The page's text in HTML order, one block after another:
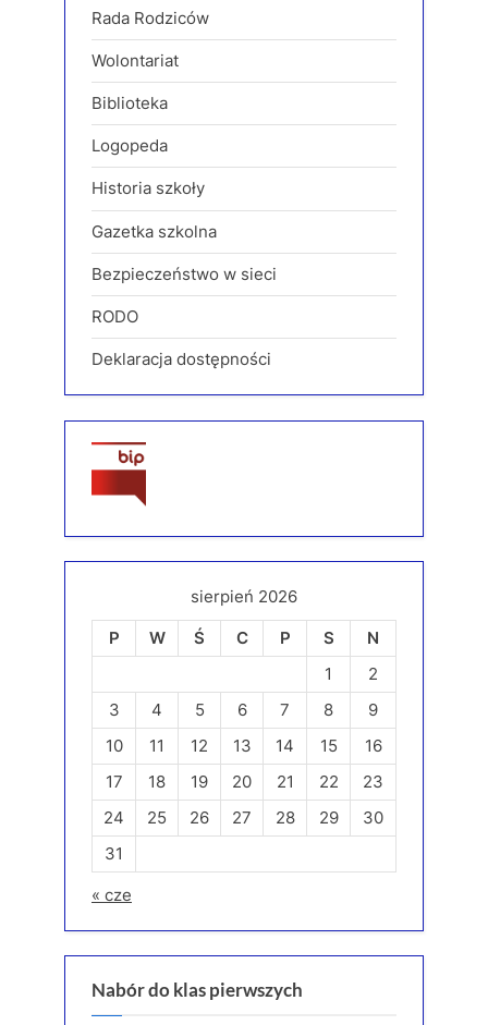
Rada Rodziców
Wolontariat
Biblioteka
Logopeda
Historia szkoły
Gazetka szkolna
Bezpieczeństwo w sieci
RODO
Deklaracja dostępności
sierpień 2026
P
W Ś C P S
N
1
2
3
4 5 6 7 8
9
10
11 12 13 14 15
16
17
18 19 20 21 22
23
24
25 26 27 28 29
30
31
« cze
Nabór do klas pierwszych